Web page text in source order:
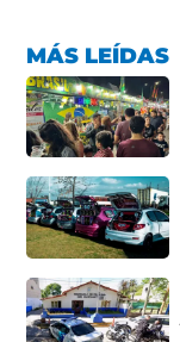
MÁS LEÍDAS